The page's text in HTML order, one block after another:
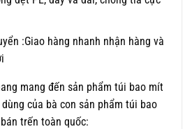
:Giao hàng nhanh nhận hàng và
mang đến sản phẩm túi bao mít
của bà con sản phẩm túi bao
trến toàn quốc: